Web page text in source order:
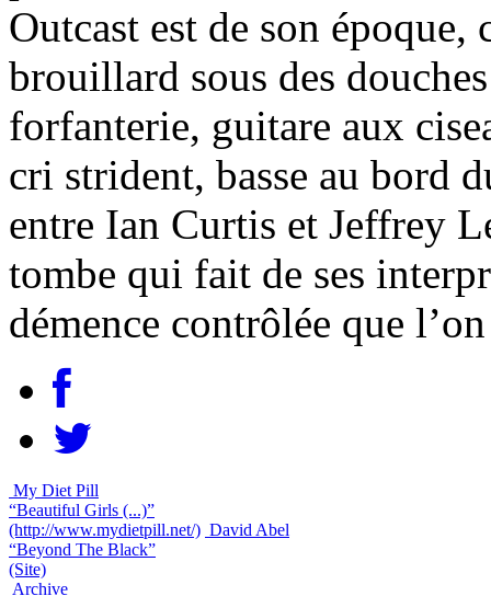
Outcast est de son époque,
brouillard sous des
forfanterie, guitare aux
cri strident, basse au bord
entre Ian Curtis et Jeffrey
tombe qui fait de ses
démence contrôlée que
My Diet Pill
“Beautiful Girls (...)”
(http://www.mydietpill.net/) David Abel
“Beyond The Black”
(Site)
Archive